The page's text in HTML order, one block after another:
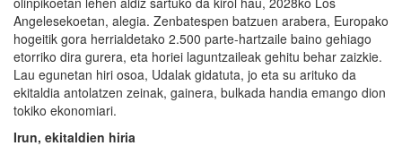
Angelesekoetan, alegia. Zenbatespen batzuen arabera, Europako
hogeitik gora herrialdetako 2.500 parte-hartzaile baino gehiago
etorriko dira gurera, eta horiei laguntzaileak gehitu behar zaizkie.
Lau egunetan hiri osoa, Udalak gidatuta, jo eta su arituko da
ekitaldia antolatzen zeinak, gainera, bulkada handia emango dion
tokiko ekonomiari.
Irun, ekitaldien hiria